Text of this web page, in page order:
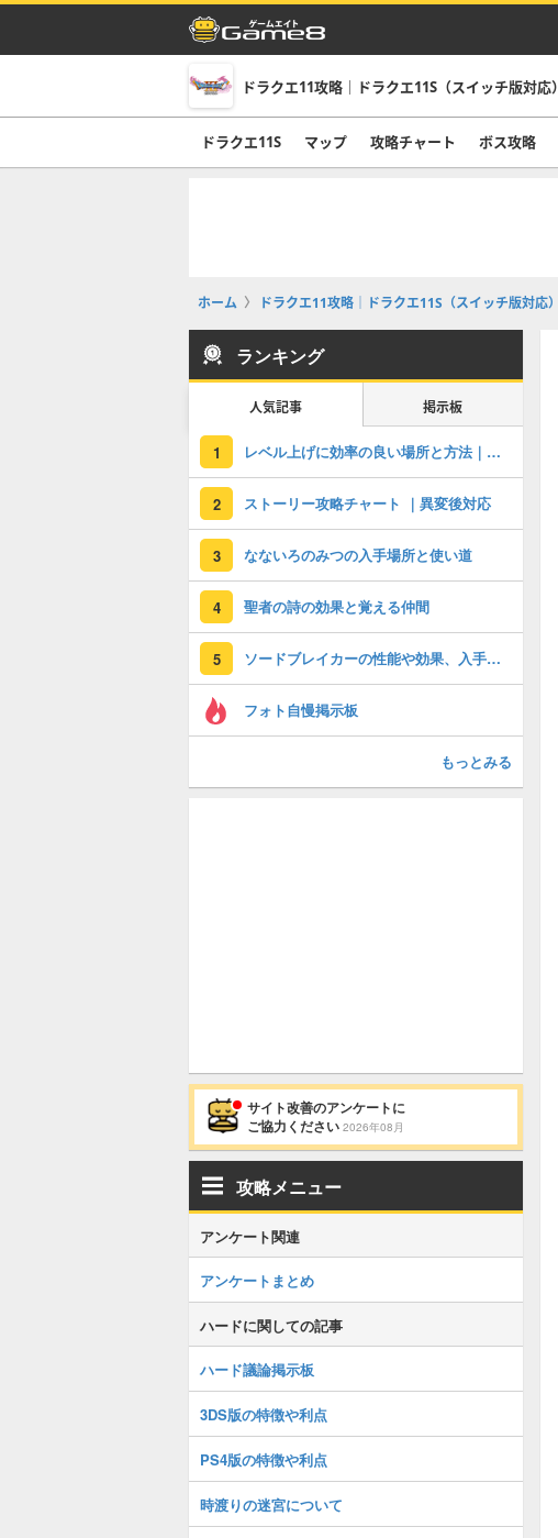
ドラクエ11攻略｜ドラクエ11S（スイッチ版対応）
ドラクエ11S マップ 攻略チャート ボス攻略
ホーム ドラクエ11攻略｜ドラクエ11S（スイッチ版対応）
ランキング
人気記事 掲示板
1 レベル上げに効率の良い場所と方法｜序盤・中盤・終盤・クリア後対応
2 ストーリー攻略チャート ｜異変後対応
3 なないろのみつの入手場所と使い道
4 聖者の詩の効果と覚える仲間
5 ソードブレイカーの性能や効果、入手方法
フォト自慢掲示板
もっとみる
サイト改善のアンケートに
ご協力ください 2026年08月
攻略メニュー
アンケート関連
アンケートまとめ
ハードに関しての記事
ハード議論掲示板
3DS版の特徴や利点
PS4版の特徴や利点
時渡りの迷宮について